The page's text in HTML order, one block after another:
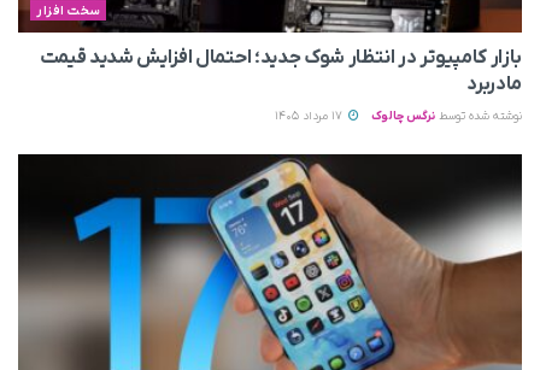
سخت افزار
بازار کامپیوتر در انتظار شوک جدید؛ احتمال افزایش شدید قیمت
مادربرد
نوشته شده توسط نرگس چالوک